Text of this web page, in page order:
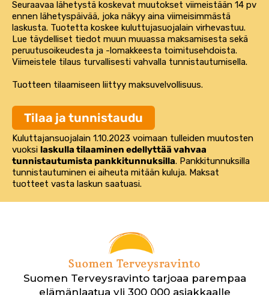
Seuraavaa lähetystä koskevat muutokset viimeistään 14 pv
ennen lähetyspäivää, joka näkyy aina viimeisimmästä
laskusta. Tuotetta koskee kuluttujasuojalain virhevastuu.
Lue täydelliset tiedot muun muuassa maksamisesta sekä
peruutusoikeudesta ja -lomakkeesta toimitusehdoista.
Viimeistele tilaus turvallisesti vahvalla tunnistautumisella.
Tuotteen tilaamiseen liittyy maksuvelvollisuus.
Tilaa ja tunnistaudu
Kuluttajansuojalain 1.10.2023 voimaan tulleiden muutosten
vuoksi laskulla tilaaminen edellyttää vahvaa
tunnistautumista pankkitunnuksilla. Pankkitunnuksilla
tunnistautuminen ei aiheuta mitään kuluja. Maksat
tuotteet vasta laskun saatuasi.
Suomen Terveysravinto tarjoaa parempaa
elämänlaatua yli 300 000 asiakkaalle